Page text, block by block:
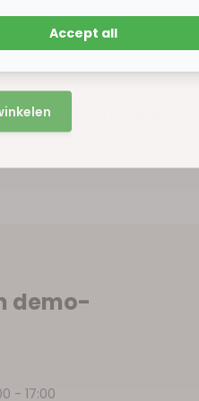
- soldeervrij - klik
demo-
- 17:00
Accept all